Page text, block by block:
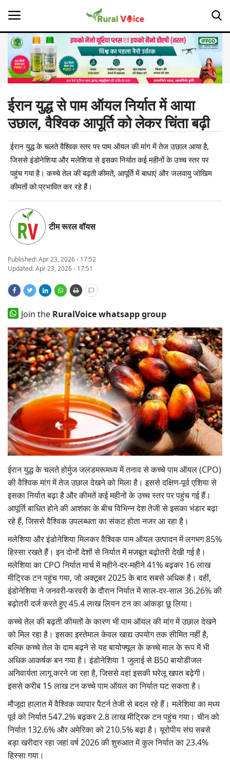
Home
Contact
About Us
Leadership Profiles
Opinion
Magazine
States
Events
Agribusiness
Cooperatives
International
Rural Dialogue
Ground Report
Rural Connect
Gallery
National
Latest News
Agriculture Conclave and NACOF
Awards 2022
Agri Start-Ups
English Hindi
ईरान युद्ध से पाम ऑयल निर्यात में आया
उछाल, वैश्विक आपूर्ति को लेकर चिंता बढ़ी
ईरान युद्ध के चलते वैश्विक स्तर पर पाम ऑयल की मांग में तेज उछाल आया है,
जिससे इंडोनेशिया और मलेशिया से इसका निर्यात कई महीनों के उच्च स्तर पर
पहुंच गया है। कच्चे तेल की बढ़ती कीमतें, आपूर्ति में बाधाएं और जलवायु जोखिम
कीमतों को प्रभावित कर रहे हैं।
टीम रूरल वॉयस
Published:Apr 23, 2026 - 17:52
Updated: Apr 23, 2026 - 17:51
Join the RuralVoice whatsapp group
ईरान युद्ध के चलते होर्मुज जलडमरूमध्य में तनाव से कच्चे पाम ऑयल (CPO)
की वैश्विक मांग में तेज उछाल देखने को मिला है। इससे दक्षिण-पूर्व एशिया से
इसका निर्यात बढ़ा है और कीमतें कई महीनों के उच्च स्तर पर पहुंच गई हैं।
आपूर्ति बाधित होने की आशंका के बीच विभिन्न देश तेजी से इसका भंडार बढ़ा
रहे हैं, जिससे वैश्विक उपलब्धता का संकट होता नजर आ रहा है।
मलेशिया और इंडोनेशिया मिलकर वैश्विक पाम ऑयल उत्पादन में लगभग 85%
हिस्सा रखते हैं। इन दोनों देशों से निर्यात में मजबूत बढ़ोतरी देखी गई है।
मलेशिया का CPO निर्यात मार्च में महीने-दर-महीने 41% बढ़कर 16 लाख
मीट्रिक टन पहुंच गया, जो अक्टूबर 2025 के बाद सबसे अधिक है। वहीं,
इंडोनेशिया ने जनवरी-फरवरी के दौरान निर्यात में साल-दर-साल 36.26% की
बढ़ोतरी दर्ज करते हुए 45.4 लाख लियन टन का आंकड़ा छू लिया।
कच्चे तेल की बढ़ती कीमतों के कारण भी पाम ऑयल की मांग में उछाल देखने
को मिल रहा है। इसका इस्तेमाल केवल खाद्य उपयोग तक सीमित नहीं है,
बल्कि कच्चे तेल के दाम बढ़ने से यह बायोफ्यूल के कच्चे माल के रूप में भी
अधिक आकर्षक बन गया है। इंडोनेशिया 1 जुलाई से B50 बायोडीजल
अनिवार्यता लागू करने जा रहा है, जिससे वहां इसकी घरेलू खपत बढ़ेगी।
इससे करीब 15 लाख टन कच्चे पाम ऑयल का निर्यात घट सकता है।
मौजूदा हालात में वैश्विक व्यापार पैटर्न तेजी से बदल रहे हैं। मलेशिया का मध्य
पूर्व को निर्यात 547.2% बढ़कर 2.8 लाख मीट्रिक टन पहुंच गया। चीन को
निर्यात 132.6% और अमेरिका को 210.5% बढ़ा है। यूरोपीय संघ सबसे
बड़ा खरीदार रहा जहां वर्ष 2026 की शुरुआत में कुल निर्यात का 23.4%
हिस्सा गया।